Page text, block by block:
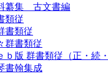
纂集 古文書編
類従
書類従
群書類従
ｂ版 群書類従（正・続・
書翰集成